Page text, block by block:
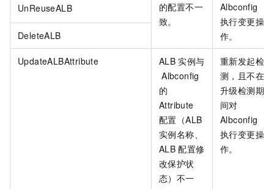
的配置不一
致。
Albconfig
执行变更操
作。
UnReuseALB
DeleteALB
UpdateALBAttribute ALB 实例与
Albconfig
的
Attribute
配置（ALB
实例名称、
ALB 配置修
改保护状
态）不一
重新发起检
测，且不在
升级检测期
间对
Albconfig
执行变更操
作。